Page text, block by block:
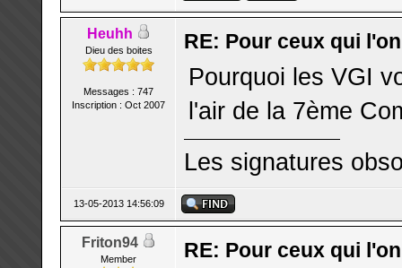
Heuhh
Dieu des boites
Messages : 747
Inscription : Oct 2007
RE: Pour ceux qui
Pourquoi les VGI
l'air de la 7ème
Les signatures
13-05-2013 14:56:09
Friton94
Member RE: Pour ceux qui